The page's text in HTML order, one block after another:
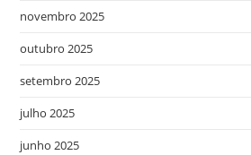
novembro 2025
outubro 2025
setembro 2025
julho 2025
junho 2025